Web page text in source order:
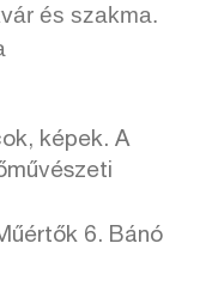
és szakma.
képek. A
6. Bánó